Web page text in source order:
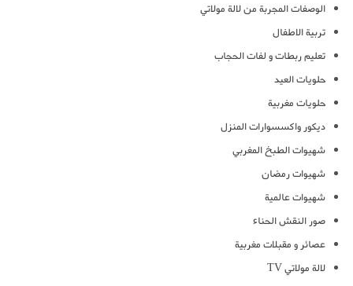
الوصفات المجربة من لالة مولاتي
تربية الاطفال
تعليم ربطات و لفات الحجاب
حلويات العيد
حلويات مغربية
ديكور واكسسوارات المنزل
شهيوات الطبخ المغربي
شهيوات رمضان
شهيوات عالمية
صور النقش الحناء
عصائر و مقبلات مغربية
لالة مولاتي TV